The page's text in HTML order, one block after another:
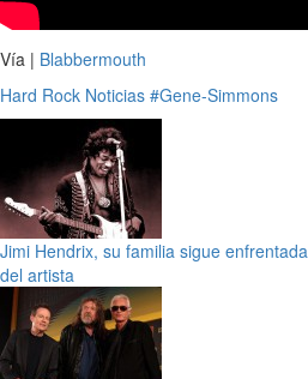
Vía | Blabbermouth
Hard Rock Noticias #Gene-Simmons
Jimi Hendrix, su familia sigue
del artista